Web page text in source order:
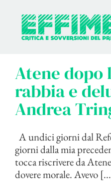
contenuto
Atene dopo
rabbia e
Andrea
A undici giorni dal
giorni dalla mia
tocca riscrivere da
dovere morale. Avevo